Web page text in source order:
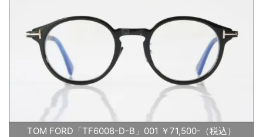
TOM FORD「TF6008-D-B」001 ￥71,500-（税込）